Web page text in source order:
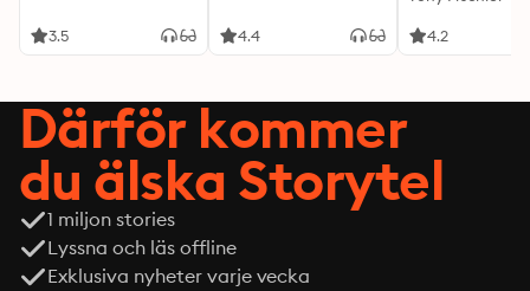
3.5 4.4 4.2
Därför kommer
du älska Storytel
1 miljon stories
Lyssna och läs offline
Exklusiva nyheter varje vecka